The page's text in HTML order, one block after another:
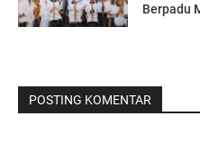
Berpadu
POSTING KOMENTAR